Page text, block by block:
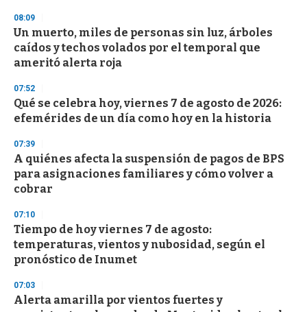
d
s
o
f
3
s
e
c
o
d
s
08:09
Un muerto, miles de personas sin luz, árboles
caídos y techos volados por el temporal que
ameritó alerta roja
07:52
Qué se celebra hoy, viernes 7 de agosto de 2026:
efemérides de un día como hoy en la historia
07:39
A quiénes afecta la suspensión de pagos de BPS
para asignaciones familiares y cómo volver a
cobrar
07:10
Tiempo de hoy viernes 7 de agosto:
temperaturas, vientos y nubosidad, según el
pronóstico de Inumet
07:03
Alerta amarilla por vientos fuertes y